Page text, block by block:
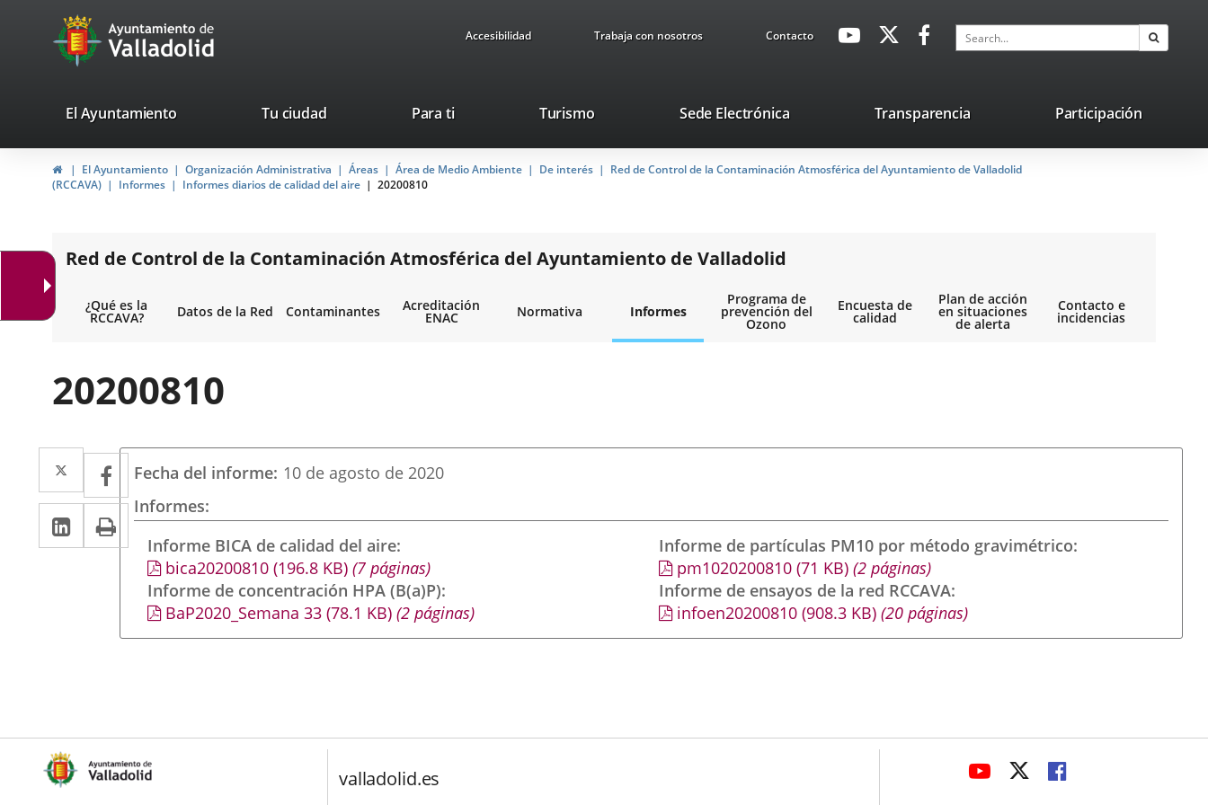
Portal
Web
Ayuntamiento
de
Valladolid
Accesibilidad Trabaja con nosotros ContactoavaHeaderSocial
Link
Link
application.
application.
Search
valladolid.es
El Ayuntamiento Tu ciudad Para ti TurismoThis
will
open
up
window.
Sede ElectrónicaLink
external
application.
Transparencia Participación
HomeEl Ayuntamiento Organización Administrativa Áreas Área de Medio Ambiente De interés
Red de Control de la Contaminación Atmosférica del Ayuntamiento de Valladolid
(RCCAVA)
Informes Informes diarios de calidad del aire 20200810
Red de Control de la Contaminación Atmosférica del Ayuntamiento de Valladolid
¿Qué es la
RCCAVA? Datos de la Red Contaminantes Acreditación
ENAC Normativa Informes
Programa de
prevención del
Ozono
Encuesta de
calidad
Plan de acción
en situaciones
de alerta
Contacto e
incidencias
20200810
Twitter
Enlace
a
una
aplicación
externa.
Facebook
Enlace
a
una
aplicación
externa.
Linkedin
Enlace
a
aplicación
externa.
Print
Fecha del informe 10 de agosto de 2020
Informes
Informe BICA de calidad del aire
bica20200810(196.8 KB)(7 páginas)
Informe de concentración HPA (B(a)P)
BaP2020_Semana 33(78.1 KB)(2 páginas)
Informe de partículas PM10 por método gravimétrico
pm1020200810 (71 KB) (2 páginas)
Informe de ensayos de la red RCCAVA
infoen20200810 (908.3 KB) (20 páginas)
valladolid.es
LINK
LINKLINK